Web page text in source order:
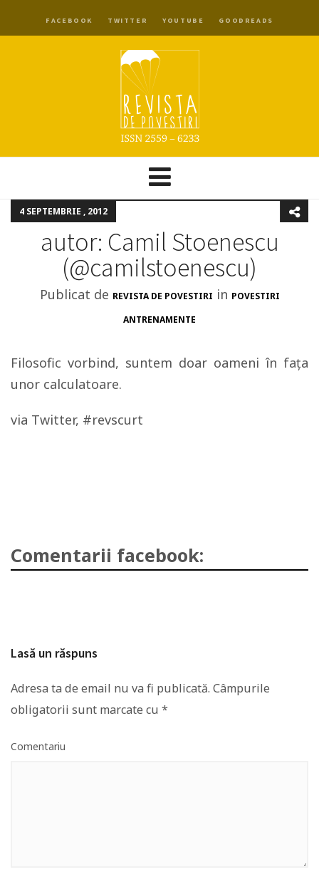
FACEBOOK TWITTER YOUTUBE GOODREADS
4 SEPTEMBRIE , 2012
autor: Camil Stoenescu
(@camilstoenescu)
Publicat de REVISTA DE POVESTIRI in POVESTIRI
ANTRENAMENTE
Filosofic vorbind, suntem doar oameni în faţa
unor calculatoare.
via Twitter, #revscurt
Comentarii facebook:
Lasă un răspuns
Adresa ta de email nu va fi publicată. Câmpurile
obligatorii sunt marcate cu *
Comentariu